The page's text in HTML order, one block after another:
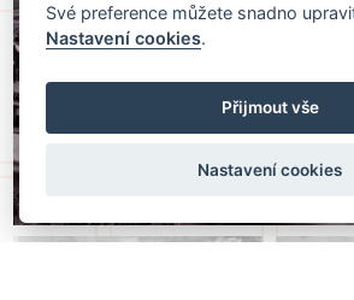
Své preference můžete snadno
Nastavení cookies.
Přijmout vše
Nastavení cookies